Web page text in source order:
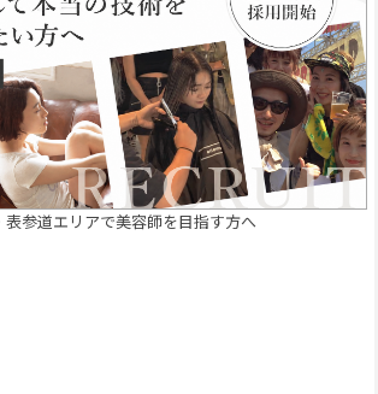
表参道エリアで美容師を目指す方へ